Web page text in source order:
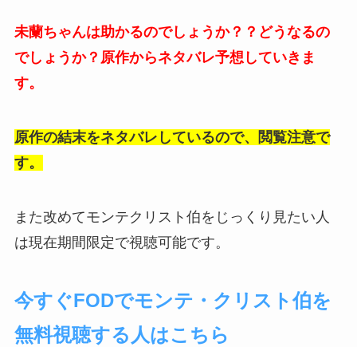
未蘭ちゃんは助かるのでしょうか？？どうなるの
でしょうか？原作からネタバレ予想していきま
す。
原作の結末をネタバレしているので、閲覧注意で
す。
また改めてモンテクリスト伯をじっくり見たい人
は現在期間限定で視聴可能です。
今すぐFODでモンテ・クリスト伯を
無料視聴する人はこちら